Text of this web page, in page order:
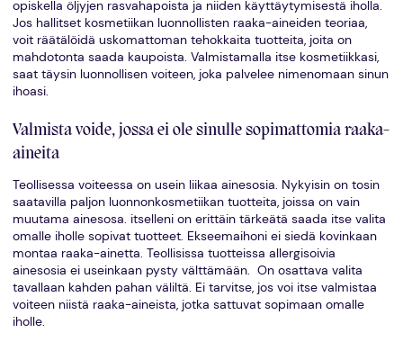
opiskella öljyjen rasvahapoista ja niiden käyttäytymisestä iholla.
Jos hallitset kosmetiikan luonnollisten raaka-aineiden teoriaa,
voit räätälöidä uskomattoman tehokkaita tuotteita, joita on
mahdotonta saada kaupoista. Valmistamalla itse kosmetiikkasi,
saat täysin luonnollisen voiteen, joka palvelee nimenomaan sinun
ihoasi.
Valmista voide, jossa ei ole sinulle sopimattomia raaka-
aineita
Teollisessa voiteessa on usein liikaa ainesosia. Nykyisin on tosin
saatavilla paljon luonnonkosmetiikan tuotteita, joissa on vain
muutama ainesosa. itselleni on erittäin tärkeätä saada itse valita
omalle iholle sopivat tuotteet. Ekseemaihoni ei siedä kovinkaan
montaa raaka-ainetta. Teollisissa tuotteissa allergisoivia
ainesosia ei useinkaan pysty välttämään. On osattava valita
tavallaan kahden pahan väliltä. Ei tarvitse, jos voi itse valmistaa
voiteen niistä raaka-aineista, jotka sattuvat sopimaan omalle
iholle.